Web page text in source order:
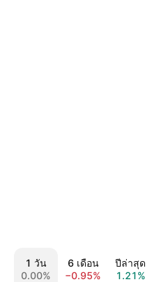
1 วัน
0.00%
6 เดือน
−0.95%
ปีล่าสุด
1.21%